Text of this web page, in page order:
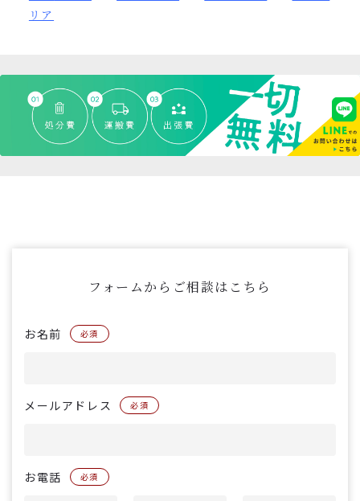
リア
フォームからご相談はこちら
お名前 必須
メールアドレス 必須
お電話 必須